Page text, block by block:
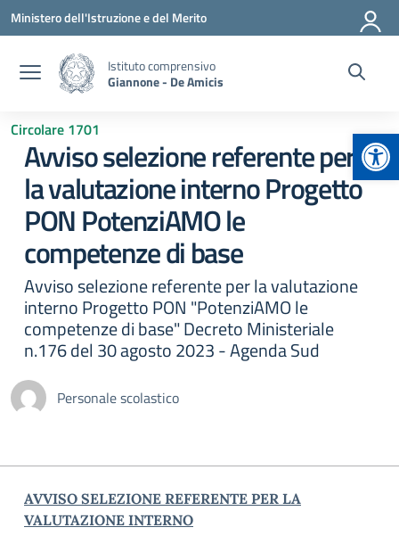
Vai ai contenuti
Vai al menu di navigazione
Vai al footer
Ministero dell'Istruzione e del Merito
Istituto comprensivo
Giannone - De Amicis
Circolare 1701
Avviso selezione referente per
la valutazione interno Progetto
PON PotenziAMO le
competenze di base
Avviso selezione referente per la valutazione
interno Progetto PON "PotenziAMO le
competenze di base" Decreto Ministeriale
n.176 del 30 agosto 2023 - Agenda Sud
Personale scolastico
AVVISO SELEZIONE REFERENTE PER LA
VALUTAZIONE INTERNO